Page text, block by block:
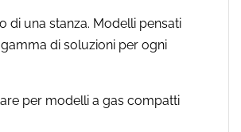
di una stanza. Modelli pensati
di soluzioni per ogni
per modelli a gas compatti